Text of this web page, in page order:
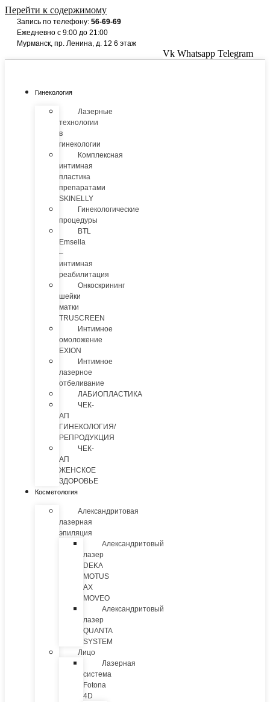
Перейти к содержимому
Запись по телефону: 56-69-69
Ежедневно с 9:00 до 21:00
Мурманск, пр. Ленина, д. 12 6 этаж
Vk Whatsapp Telegram
Гинекология
Лазерные
технологии
в
гинекологии
Комплексная
интимная
пластика
препаратами
SKINELLY
Гинекологические
процедуры
BTL
Emsella
–
интимная
реабилитация
Онкоскрининг
шейки
матки
TRUSCREEN
Интимное
омоложение
EXION
Интимное
лазерное
отбеливание
ЛАБИОПЛАСТИКА
ЧЕК-
АП
ГИНЕКОЛОГИЯ/
РЕПРОДУКЦИЯ
ЧЕК-
АП
ЖЕНСКОЕ
ЗДОРОВЬЕ
Косметология
Александритовая
лазерная
эпиляция
Александритовый
лазер
DEKA
MOTUS
AX
MOVEO
Александритовый
лазер
QUANTA
SYSTEM
Лицо
Лазерная
система
Fotona
4D